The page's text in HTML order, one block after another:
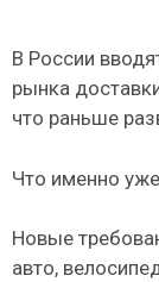
В России
рынка
что раньше
Что именно
Новые
авто,